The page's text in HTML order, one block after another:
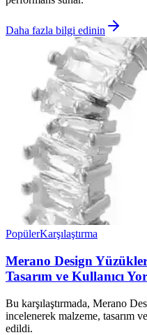
Daha fazla bilgi edinin
PopülerKarşılaştırma
Merano Design
Tasarım ve Kullanıcı
Bu karşılaştırmada, Merano
incelenerek malzeme, tasarım
edildi.